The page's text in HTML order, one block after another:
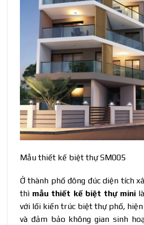
Mẫu thiết kế biệt thự SM005
Ở thành phố đông đúc diện tích
thì mẫu thiết kế biệt thự mini
với lối kiến trúc biệt thự phố,
và đảm bảo không gian sinh